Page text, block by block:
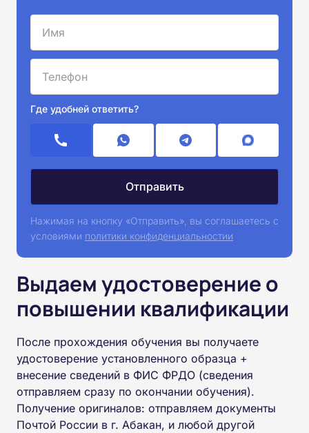
Где удобней ответить?
Нажимая на кнопку «Отправить», вы соглашаетесь с
условиями политики конфиденциальностии
Выдаем удостоверение о
повышении квалификации
После прохождения обучения вы получаете
удостоверение установленного образца +
внесение сведений в ФИС ФРДО (сведения
отправляем сразу по окончании обучения).
Получение оригиналов: отправляем документы
Почтой России в г. Абакан, и любой другой